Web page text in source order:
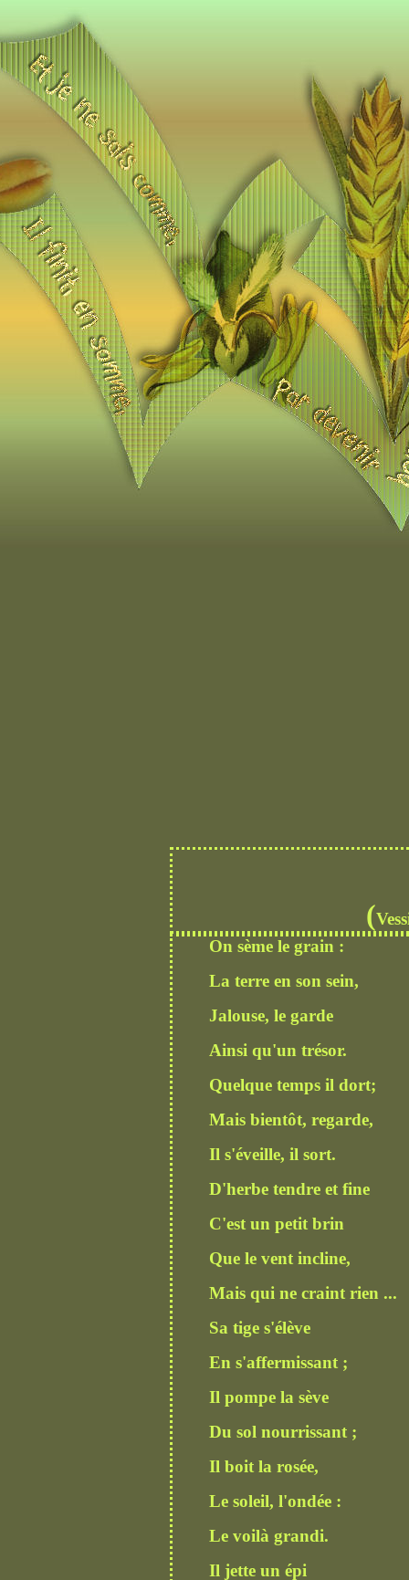
(
On sème le grain :
La terre en son sein,
Jalouse, le garde
Ainsi qu'un trésor.
Quelque temps il dort;
Mais bientôt, regarde,
Il s'éveille, il sort.
D'herbe tendre et fine
C'est un petit brin
Que le vent incline,
Mais qui ne craint rien ...
Sa tige s'élève
En s'affermissant ;
Il pompe la sève
Du sol nourrissant ;
Il boit la rosée,
Le soleil, l'ondée :
Le voilà grandi.
Il jette un épi